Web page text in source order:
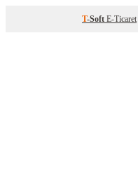
T-Soft E-Ticaret